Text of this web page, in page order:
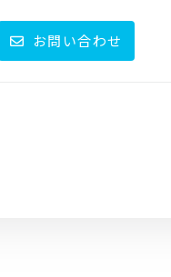
お問い合わせ